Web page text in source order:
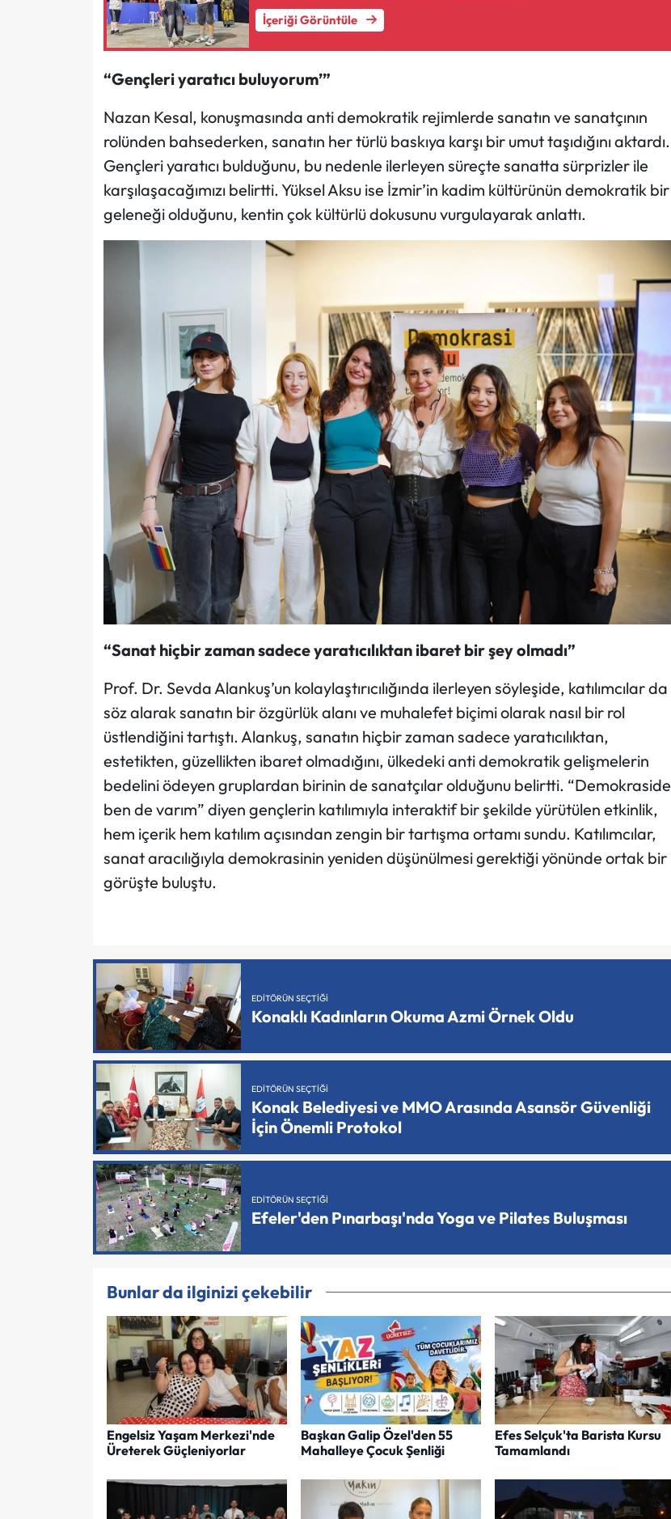
İçeriği Görüntüle
“Gençleri yaratıcı buluyorum’”
Nazan Kesal, konuşmasında anti demokratik rejimlerde sanatın ve sanatçının
rolünden bahsederken, sanatın her türlü baskıya karşı bir umut taşıdığını aktardı.
Gençleri yaratıcı bulduğunu, bu nedenle ilerleyen süreçte sanatta sürprizler ile
karşılaşacağımızı belirtti. Yüksel Aksu ise İzmir’in kadim kültürünün demokratik bir
geleneği olduğunu, kentin çok kültürlü dokusunu vurgulayarak anlattı.
“Sanat hiçbir zaman sadece yaratıcılıktan ibaret bir şey olmadı”
Prof. Dr. Sevda Alankuş’un kolaylaştırıcılığında ilerleyen söyleşide, katılımcılar da
söz alarak sanatın bir özgürlük alanı ve muhalefet biçimi olarak nasıl bir rol
üstlendiğini tartıştı. Alankuş, sanatın hiçbir zaman sadece yaratıcılıktan,
estetikten, güzellikten ibaret olmadığını, ülkedeki anti demokratik gelişmelerin
bedelini ödeyen gruplardan birinin de sanatçılar olduğunu belirtti. “Demokraside
ben de varım” diyen gençlerin katılımıyla interaktif bir şekilde yürütülen etkinlik,
hem içerik hem katılım açısından zengin bir tartışma ortamı sundu. Katılımcılar,
sanat aracılığıyla demokrasinin yeniden düşünülmesi gerektiği yönünde ortak bir
görüşte buluştu.
EDITÖRÜN SEÇTIĞI
Konaklı Kadınların Okuma Azmi Örnek Oldu
EDITÖRÜN SEÇTIĞI
Konak Belediyesi ve MMO Arasında Asansör Güvenliği
İçin Önemli Protokol
EDITÖRÜN SEÇTIĞI
Efeler'den Pınarbaşı'nda Yoga ve Pilates Buluşması
Bunlar da ilginizi çekebilir
Engelsiz Yaşam Merkezi'nde
Üreterek Güçleniyorlar
Başkan Galip Özel'den 55
Mahalleye Çocuk Şenliği
Efes Selçuk'ta Barista Kursu
Tamamlandı